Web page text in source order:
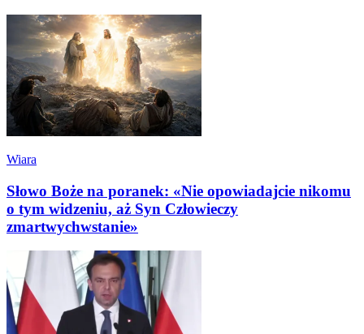
Wiara
Słowo Boże na poranek: «Nie opowiadajcie nikomu
o tym widzeniu, aż Syn Człowieczy
zmartwychwstanie»